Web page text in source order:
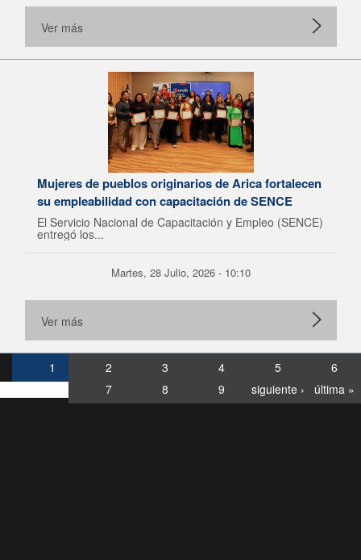
Ver más
Mujeres de pueblos originarios de Arica fortalecen
su empleabilidad con capacitación de SENCE
El Servicio Nacional de Capacitación y Empleo (SENCE)
entregó los...
Martes, 28 Julio, 2026 - 10:10
Ver más
1 2 3 4 5
6
7
8 9 siguiente › última »